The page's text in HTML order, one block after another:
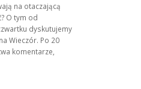
na otaczającą
O tym od
dyskutujemy
Wieczór. Po 20
komentarze,